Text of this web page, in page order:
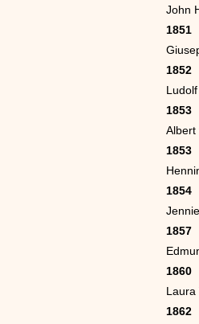
John
1851
1852
1853
Albert
1853
1854
1857
1860
Laura
1862